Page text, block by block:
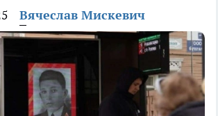
Вячеслав Мискевич